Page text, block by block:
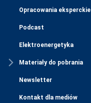
Opracowania eksperckie
Podcast
Elektroenergetyka
Materiały do pobrania
Newsletter
Kontakt dla mediów